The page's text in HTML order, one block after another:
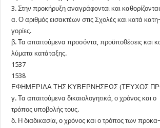
3. Στην προκήρυξη αναγράφονται και
α. Ο αριθμός εισακτέων στις Σχολές και κατά
γορίες.
β. Τα απαιτούμενα προσόντα, προϋποθέσεις και
λύματα κατάταξης.
1537
1538
ΕΦΗΜΕΡΙΔΑ ΤΗΣ ΚΥΒΕΡΝΗΣΕΩΣ (ΤΕΥΧΟΣ
γ. Τα απαιτούμενα δικαιολογητικά, ο χρόνος και ο
τρόπος υποβολής τους.
δ. Η διαδικασία, ο χρόνος και ο τρόπος των